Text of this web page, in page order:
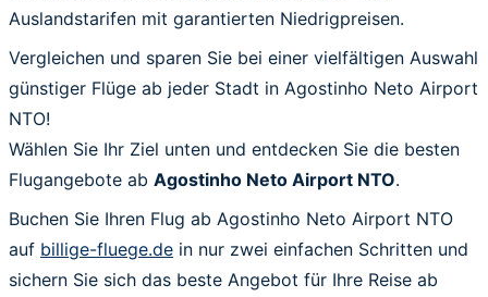
Auslandstarifen mit garantierten Niedrigpreisen.
Vergleichen und sparen Sie bei einer vielfältigen Auswahl
günstiger Flüge ab jeder Stadt in Agostinho Neto Airport
NTO!
Wählen Sie Ihr Ziel unten und entdecken Sie die besten
Flugangebote ab Agostinho Neto Airport NTO.
Buchen Sie Ihren Flug ab Agostinho Neto Airport NTO
auf billige-fluege.de in nur zwei einfachen Schritten und
sichern Sie sich das beste Angebot für Ihre Reise ab